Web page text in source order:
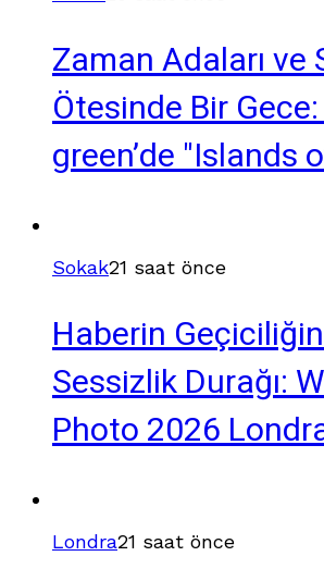
Zaman Adaları ve
Ötesinde Bir
green’de "Islands
Sokak21 saat önce
Haberin
Sessizlik Durağı:
Photo 2026
Londra21 saat önce